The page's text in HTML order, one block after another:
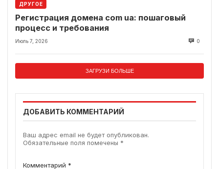
ДРУГОЕ
Регистрация домена com ua: пошаговый
процесс и требования
Июль 7, 2026 0
ЗАГРУЗИ БОЛЬШЕ
ДОБАВИТЬ КОММЕНТАРИЙ
Ваш адрес email не будет опубликован.
Обязательные поля помечены *
Комментарий *